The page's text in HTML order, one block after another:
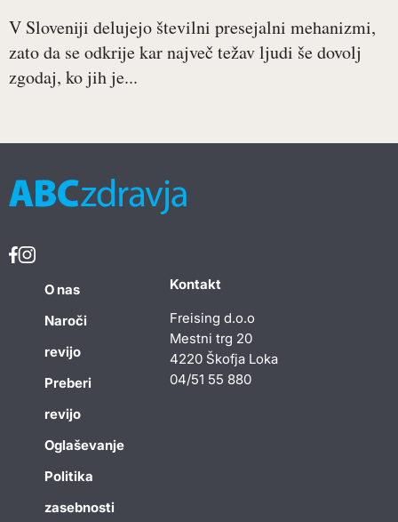
V Sloveniji delujejo številni presejalni mehanizmi,
zato da se odkrije kar največ težav ljudi še dovolj
zgodaj, ko jih je...
O nas
Naroči
revijo
Preberi
revijo
Oglaševanje
Politika
zasebnosti
Kontakt
Freising d.o.o
Mestni trg 20
4220 Škofja Loka
04/51 55 880